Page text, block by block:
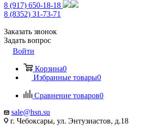
8 (917) 650-18-18
8 (8352) 31-73-71
Заказать звонок
Задать вопрос
Войти
Корзина0
Избранные товары0
Сравнение товаров0
sale@hsn.su
г. Чебоксары, ул. Энтузиастов, д.18